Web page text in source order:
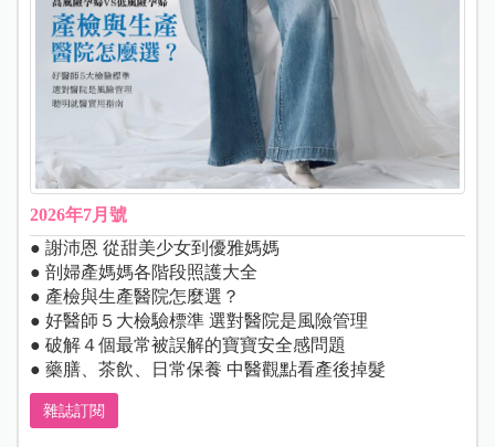
2026年7月號
● 謝沛恩 從甜美少女到優雅媽媽
● 剖婦產媽媽各階段照護大全
● 產檢與生產醫院怎麼選？
● 好醫師５大檢驗標準 選對醫院是風險管理
● 破解４個最常被誤解的寶寶安全感問題
● 藥膳、茶飲、日常保養 中醫觀點看產後掉髮
雜誌訂閱